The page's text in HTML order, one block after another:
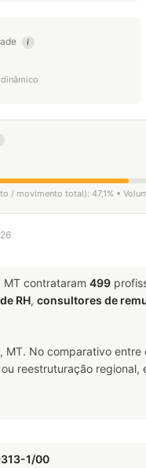
i
/ movimento total): 47,1% •
MT contrataram 499
RH, consultores de
MT. No comparativo entre
reestruturação
1/00